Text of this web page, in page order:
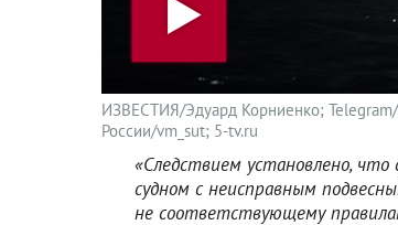
ИЗВЕСТИЯ/Эдуард Корниенко;
России/vm_sut; 5-tv.ru
«Следствием установлено,
судном с неисправным
не соответствующему